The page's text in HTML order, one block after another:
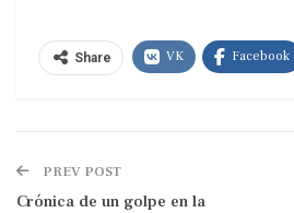
autoridades migratorias de
Ahora, una nueva encuesta de
tuvieran ninguno.
Share VK Facebook
PREV POST
Crónica de un golpe en la